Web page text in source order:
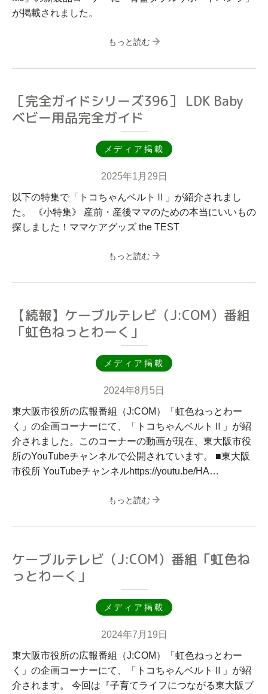
が掲載されました。
もっと読む
［完全ガイドシリーズ396］ LDK Baby
ベビー用品完全ガイド
メディア掲載
2025年1月29日
以下の特集で「トコちゃんベルトⅡ」が紹介されまし
た。 《小特集》 産前・産後ママのための本当にいいもの
探しました！ママケアグッズ the TEST
もっと読む
【続報】ケーブルテレビ（J:COM）番組
「虹色ねっとわーく」
メディア掲載
2024年8月5日
東大阪市役所の広報番組（J:COM）「虹色ねっとわー
く」の企画コーナーにて、「トコちゃんベルトⅡ」が紹
介されました。このコーナーの動画が現在、東大阪市役
所のYouTubeチャンネルで公開されています。 ■東大阪
市役所 YouTubeチャンネルhttps://youtu.be/HA…
もっと読む
ケーブルテレビ（J:COM）番組「虹色ね
っとわーく」
メディア掲載
2024年7月19日
東大阪市役所の広報番組（J:COM）「虹色ねっとわー
く」の企画コーナーにて、「トコちゃんベルトⅡ」が紹
介されます。 今回は『子育てライフにつながる東大阪ブ